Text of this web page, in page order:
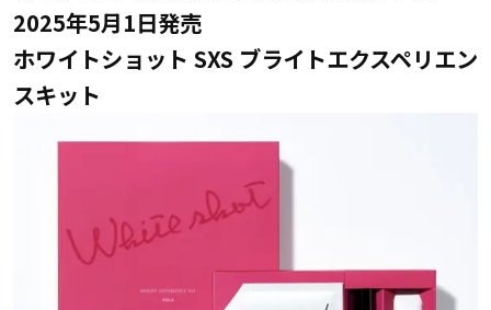
2025年5月1日発売
ホワイトショット SXS ブライトエクスペリエン
スキット